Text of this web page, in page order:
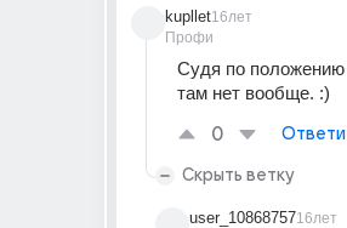
kupllet
Профи
16лет
Судя по положению
там нет вообще. :)
0
Скрыть ветку
user_1086875716лет